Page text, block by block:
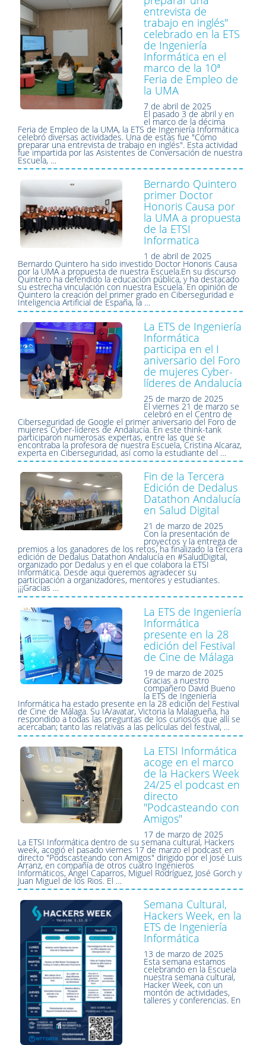
entrevista de
trabajo en inglés"
celebrado en la ETS
de Ingeniería
Informática en el
marco de la 10ª
Feria de Empleo de
la UMA
7 de abril de 2025
El pasado 3 de abril y en
el marco de la décima
Feria de Empleo de la UMA, la ETS de Ingeniería Informática
celebró diversas actividades. Una de estas fue "Cómo
preparar una entrevista de trabajo en inglés". Esta actividad
fue impartida por las Asistentes de Conversación de nuestra
Escuela, …
Bernardo Quintero
primer Doctor
Honoris Causa por
la UMA a propuesta
de la ETSI
Informatica
1 de abril de 2025
Bernardo Quintero ha sido investido Doctor Honoris Causa
por la UMA a propuesta de nuestra Escuela.En su discurso
Quintero ha defendido la educación pública, y ha destacado
su estrecha vinculación con nuestra Escuela. En opinión de
Quintero la creación del primer grado en Ciberseguridad e
Inteligencia Artificial de España, la …
La ETS de Ingeniería
Informática
participa en el I
aniversario del Foro
de mujeres Cyber-
líderes de Andalucía
25 de marzo de 2025
El viernes 21 de marzo se
celebró en el Centro de
Ciberseguridad de Google el primer aniversario del Foro de
mujeres Cyber-líderes de Andalucía. En este think-tank
participaron numerosas expertas, entre las que se
encontraba la profesora de nuestra Escuela, Cristina Alcaraz,
experta en Ciberseguridad, así como la estudiante del …
Fin de la Tercera
Edición de Dedalus
Datathon Andalucía
en Salud Digital
21 de marzo de 2025
Con la presentación de
proyectos y la entrega de
premios a los ganadores de los retos, ha finalizado la tercera
edición de Dedalus Datathon Andalucía en #SaludDigital,
organizado por Dedalus y en el que colabora la ETSI
Informática. Desde aqui queremos agradecer su
participación a organizadores, mentores y estudiantes.
¡¡¡Gracias …
La ETS de Ingeniería
Informática
presente en la 28
edición del Festival
de Cine de Málaga
19 de marzo de 2025
Gracias a nuestro
compañero David Bueno
la ETS de Ingeniería
Informática ha estado presente en la 28 edición del Festival
de Cine de Málaga. Su IA/avatar, Victoria la Malagueña, ha
respondido a todas las preguntas de los curiosos que allí se
acercaban; tanto las relativas a las películas del festival, …
La ETSI Informática
acoge en el marco
de la Hackers Week
24/25 el podcast en
directo
"Podcasteando con
Amigos"
17 de marzo de 2025
La ETSI Informática dentro de su semana cultural, Hackers
week, acogió el pasado viernes 17 de marzo el podcast en
directo "Podscasteando con Amigos" dirigido por el José Luis
Arranz, en compañía de otros cuatro Ingenieros
Informáticos, Ángel Caparros, Miguel Rodríguez, José Gorch y
Juan Miguel de los Rios. El …
Semana Cultural,
Hackers Week, en la
ETS de Ingeniería
Informática
13 de marzo de 2025
Esta semana estamos
celebrando en la Escuela
nuestra semana cultural,
Hacker Week, con un
montón de actividades,
talleres y conferencias. En